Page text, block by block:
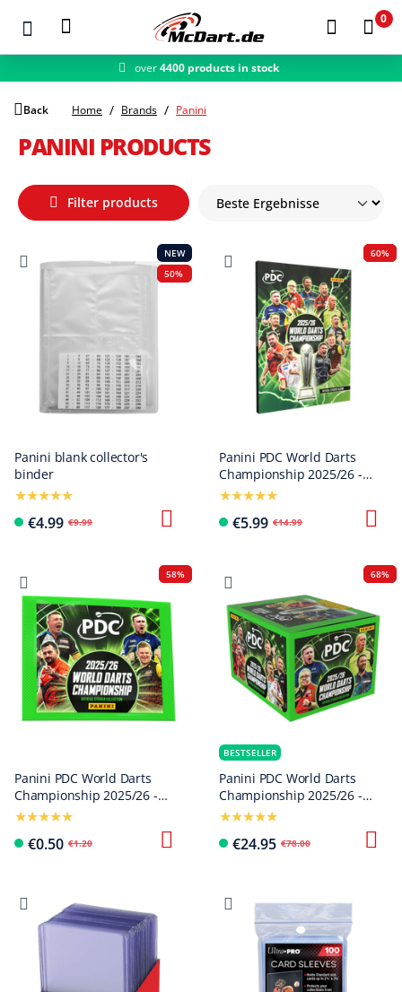
Zum Hauptinhalt springen
0
over4400 products in stock
Back Home Brands Panini
PANINI PRODUCTS
Filter products
NEW
50%
Panini blank collector's
binder
€4.99 €9.99
60%
Panini PDC World Darts
Championship 2025/26 -
Official Sticker Hardcover
€5.99 €14.99
58%
Panini PDC World Darts
Championship 2025/26 -
Sticker Pack
€0.50 €1.20
68%
BESTSELLER
Panini PDC World Darts
Championship 2025/26 -
Sticker box with 65 packs
€24.95 €78.00